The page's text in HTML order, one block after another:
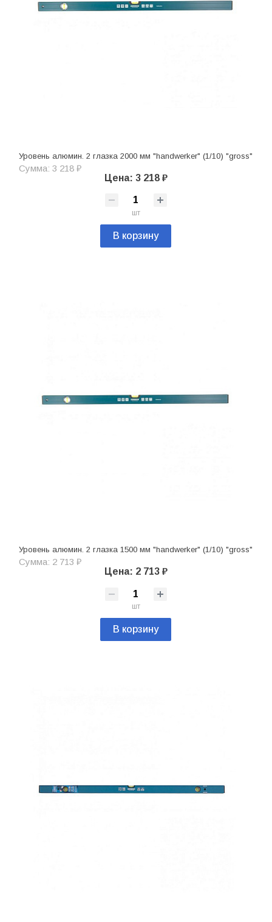
Уровень алюмин. 2 глазка 2000 мм "handwerker" (1/10) "gross"
Сумма: 3 218 ₽
Цена: 3 218 ₽
шт
В корзину
Уровень алюмин. 2 глазка 1500 мм "handwerker" (1/10) "gross"
Сумма: 2 713 ₽
Цена: 2 713 ₽
шт
В корзину